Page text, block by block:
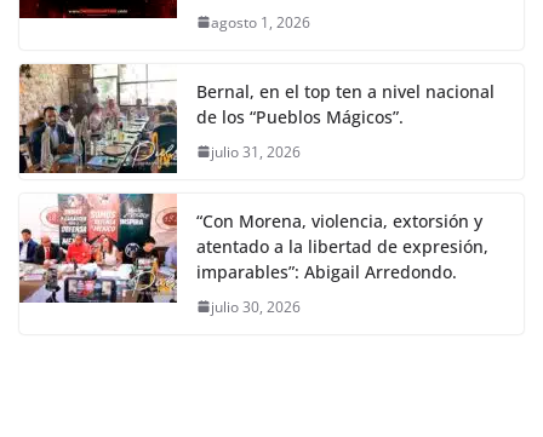
agosto 1, 2026
Bernal, en el top ten a nivel nacional
de los “Pueblos Mágicos”.
julio 31, 2026
“Con Morena, violencia, extorsión y
atentado a la libertad de expresión,
imparables”: Abigail Arredondo.
julio 30, 2026